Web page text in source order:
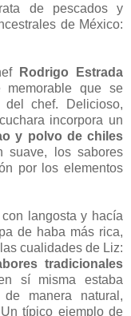
de pescados y
de México:
Rodrigo Estrada
memorable que se
chef. Delicioso,
incorpora un
y polvo de chiles
suave, los sabores
por los elementos
langosta y hacía
de haba más rica,
cualidades de Liz:
tradicionales
sí misma estaba
manera natural,
típico ejemplo de